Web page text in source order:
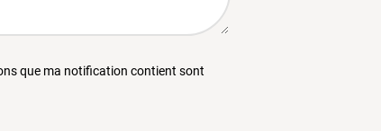
que ma notification contient sont